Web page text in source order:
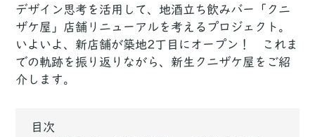
デザイン思考を活用して、地酒立ち飲みバー「クニ
ザケ屋」店舗リニューアルを考えるプロジェクト。
いよいよ、新店舗が築地2丁目にオープン！ これま
での軌跡を振り返りながら、新生クニザケ屋をご紹
介します。
目次